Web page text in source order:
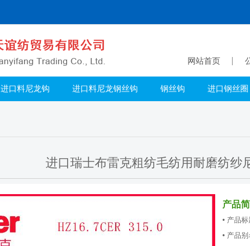
网站首页
进口料尼龙钩 进口料尼龙钢丝钩 钢丝钩 进口钢丝圈
进口瑞士布雷克粗纺毛纺用耐磨纺纱
产品
• 产品
• 产品